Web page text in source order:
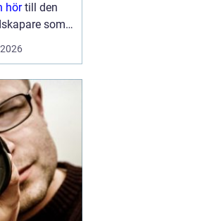
hörtill den
som
av en
eller
namn i
När blicken
st...